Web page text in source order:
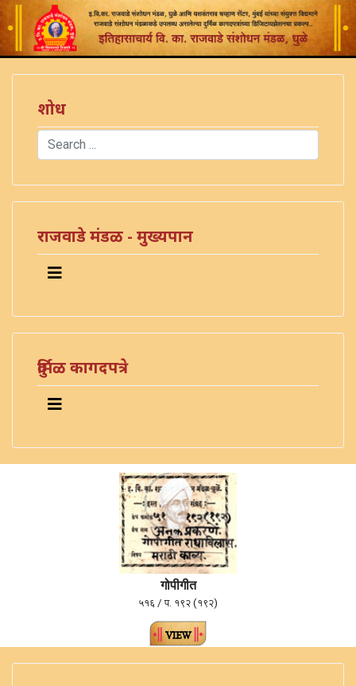
शोध
Search
राजवाडे मंडळ - मुख्यपान
दुर्मिळ कागदपत्रे
गोपीगीत
५१६ / प. १९२ (१९२)